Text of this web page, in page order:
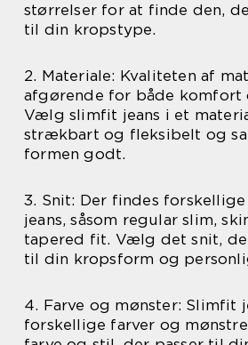
størrelser for at finde den,
til din kropstype.
2. Materiale: Kvaliteten af
afgørende for både komfort
Vælg slimfit jeans i et
strækbart og fleksibelt og
formen godt.
3. Snit: Der findes
jeans, såsom regular slim,
tapered fit. Vælg det snit,
til din kropsform og
4. Farve og mønster: Slimfit
forskellige farver og